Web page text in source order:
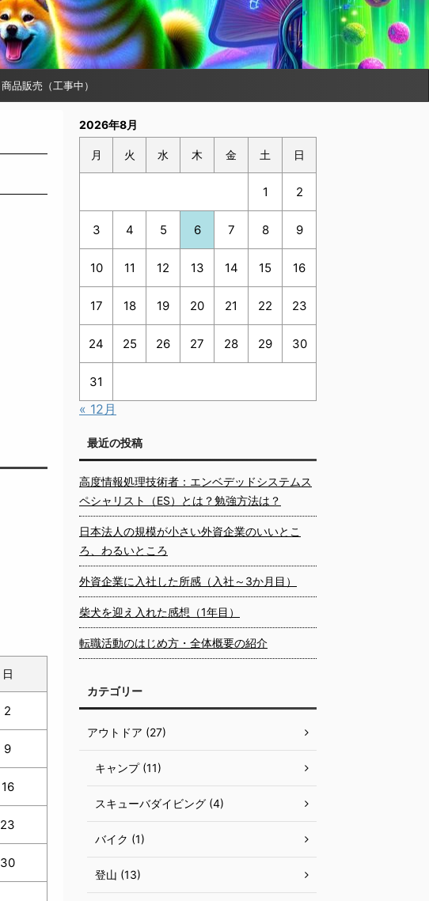
商品販売（工事中）
日
2
9
16
23
30
2026年8月
月 火 水 木 金 土 日
1 2
3 4 5 6 7 8 9
10 11 12 13 14 15 16
17 18 19 20 21 22 23
24 25 26 27 28 29 30
31
« 12月
最近の投稿
高度情報処理技術者：エンベデッドシステムス
ペシャリスト（ES）とは？勉強方法は？
日本法人の規模が小さい外資企業のいいとこ
ろ、わるいところ
外資企業に入社した所感（入社～3か月目）
柴犬を迎え入れた感想（1年目）
転職活動のはじめ方・全体概要の紹介
カテゴリー
アウトドア (27)
キャンプ (11)
スキューバダイビング (4)
バイク (1)
登山 (13)